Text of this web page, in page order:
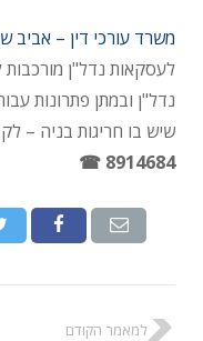
משרד עורכי דין – אביב
לעסקאות נדל"ן מורכבות
נדל"ן ובמתן פתרונות
שיש בו חריגות בניה –
8914684 ☎
למאמר הקודם